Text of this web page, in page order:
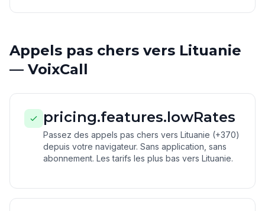
Appels pas chers vers Lituanie
— VoixCall
pricing.features.lowRates
Passez des appels pas chers vers Lituanie (+370)
depuis votre navigateur. Sans application, sans
abonnement. Les tarifs les plus bas vers Lituanie.